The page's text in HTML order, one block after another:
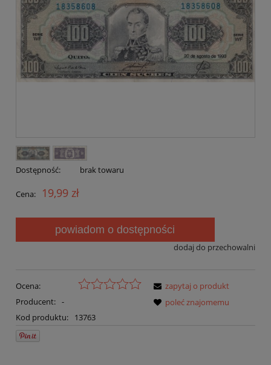
Dostępność: brak towaru
Cena: 19,99 zł
powiadom o dostępności
dodaj do przechowalni
Ocena:
Producent: -
Kod produktu:
13763
zapytaj o produkt
poleć znajomemu